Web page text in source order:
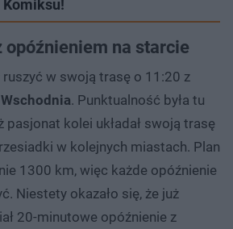
opóźnieniem na starcie
ruszyć w swoją trasę o 11:20 z
. Punktualność była tu
pasjonat kolei układał swoją trasę
w kolejnych miastach. Plan
1300 km, więc każde opóźnienie
Niestety okazało się, że już
20-minutowe opóźnienie z